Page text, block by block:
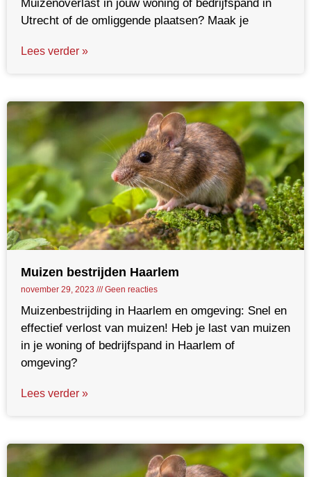
Muizenoverlast in jouw woning of bedrijfspand in
Utrecht of de omliggende plaatsen? Maak je
Lees verder »
Muizen bestrijden Haarlem
november 29, 2023 Geen reacties
Muizenbestrijding in Haarlem en omgeving: Snel en
effectief verlost van muizen! Heb je last van muizen
in je woning of bedrijfspand in Haarlem of
omgeving?
Lees verder »